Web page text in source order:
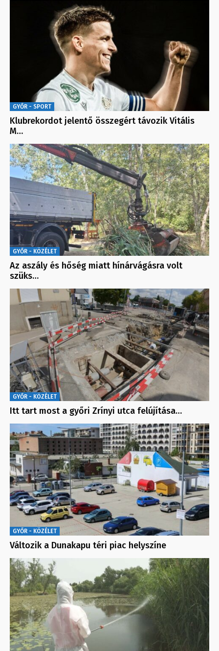
GYŐR - SPORT
Klubrekordot jelentő összegért távozik Vitális
M…
GYŐR - KÖZÉLET
Az aszály és hőség miatt hínárvágásra volt
szüks…
GYŐR - KÖZÉLET
Itt tart most a győri Zrínyi utca felújítása…
GYŐR - KÖZÉLET
Változik a Dunakapu téri piac helyszíne